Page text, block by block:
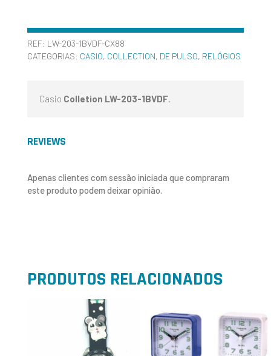
REF: LW-203-1BVDF-CX88
CATEGORIAS: CASIO, COLLECTION, DE PULSO, RELÓGIOS
Casio Colletion LW-203-1BVDF.
REVIEWS
Apenas clientes com sessão iniciada que compraram
este produto podem deixar opinião.
PRODUTOS RELACIONADOS